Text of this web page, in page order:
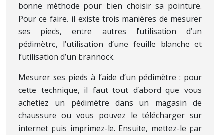
bonne méthode pour bien choisir sa pointure.
Pour ce faire, il existe trois manières de mesurer
ses pieds, entre autres l’utilisation d’un
pédimètre, l’utilisation d’une feuille blanche et
l’utilisation d’un brannock.
Mesurer ses pieds à l’aide d’un pédimètre : pour
cette technique, il faut tout d’abord que vous
achetiez un pédimètre dans un magasin de
chaussure ou vous pouvez le télécharger sur
internet puis imprimez-le. Ensuite, mettez-le par